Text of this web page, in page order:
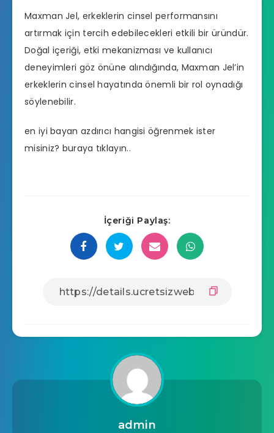
Maxman Jel, erkeklerin cinsel performansını
artırmak için tercih edebilecekleri etkili bir üründür.
Doğal içeriği, etki mekanizması ve kullanıcı
deneyimleri göz önüne alındığında, Maxman Jel’in
erkeklerin cinsel hayatında önemli bir rol oynadığı
söylenebilir.
en iyi bayan azdırıcı hangisi öğrenmek ister
misiniz? buraya tıklayın..
İçeriği Paylaş:
admin